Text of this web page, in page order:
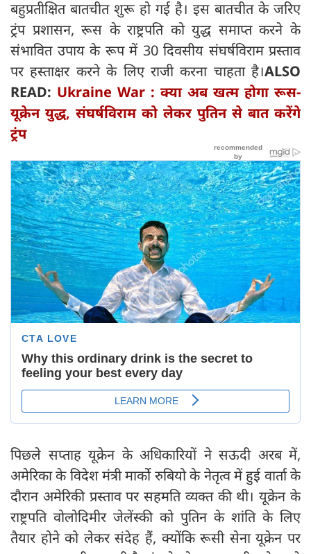
बहुप्रतीक्षित बातचीत शुरू हो गई है। इस बातचीत के जरिए
ट्रंप प्रशासन, रूस के राष्ट्रपति को युद्ध समाप्त करने के
संभावित उपाय के रूप में 30 दिवसीय संघर्षविराम प्रस्ताव
पर हस्ताक्षर करने के लिए राजी करना चाहता है।ALSO
READ: Ukraine War : क्‍या अब खत्‍म होगा रूस-
यूक्रेन युद्ध, संघर्षविराम को लेकर पुतिन से बात करेंगे
ट्रंप
पिछले सप्ताह यूक्रेन के अधिकारियों ने सऊदी अरब में,
अमेरिका के विदेश मंत्री मार्को रुबियो के नेतृत्व में हुई वार्ता के
दौरान अमेरिकी प्रस्ताव पर सहमति व्यक्त की थी। यूक्रेन के
राष्ट्रपति वोलोदिमीर जेलेंस्की को पुतिन के शांति के लिए
तैयार होने को लेकर संदेह हैं, क्योंकि रूसी सेना यूक्रेन पर